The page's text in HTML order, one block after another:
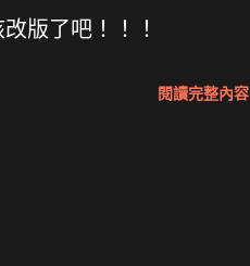
版了吧！！！
閱讀完整內容